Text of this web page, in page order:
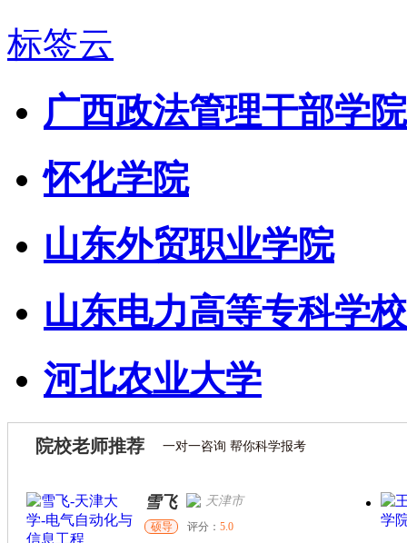
标签云
广西政法管理干部学院
怀化学院
山东外贸职业学院
山东电力高等专科学校
河北农业大学
院校老师推荐 一对一咨询 帮你科学报考
雪飞 天津市
硕导 评分： 5.0